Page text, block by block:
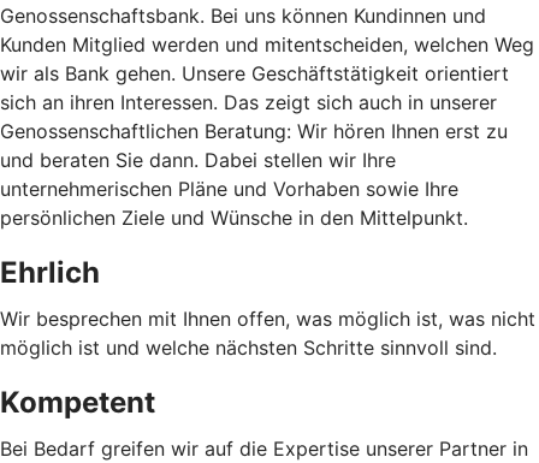
Genossenschaftsbank. Bei uns können Kundinnen und
Kunden Mitglied werden und mitentscheiden, welchen Weg
wir als Bank gehen. Unsere Geschäftstätigkeit orientiert
sich an ihren Interessen. Das zeigt sich auch in unserer
Genossenschaftlichen Beratung: Wir hören Ihnen erst zu
und beraten Sie dann. Dabei stellen wir Ihre
unternehmerischen Pläne und Vorhaben sowie Ihre
persönlichen Ziele und Wünsche in den Mittelpunkt.
Ehrlich
Wir besprechen mit Ihnen offen, was möglich ist, was nicht
möglich ist und welche nächsten Schritte sinnvoll sind.
Kompetent
Bei Bedarf greifen wir auf die Expertise unserer Partner in